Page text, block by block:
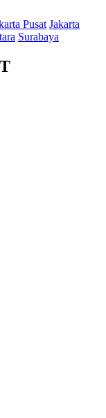
Pusat Jakarta
Surabaya